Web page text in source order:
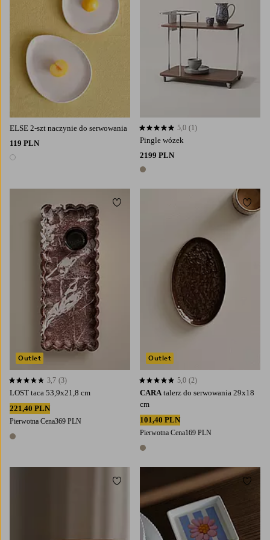
ELSE 2-szt naczynie do serwowania
119 PLN
1 kolor
Pingle wózek
2199 PLN
1 kolor
5,0 opierając się na 1 ocenach
5,0 (1)
LOST taca 53,9x21,8 cm
221,40 PLN
Pierwotna Cena369 PLN
1 kolor
3,7 opierając się na 3 ocenach
3,7 (3)
Outlet
Dodaj do ulubionych
CARA talerz do serwowania 29x18
cm
101,40 PLN
Pierwotna Cena169 PLN
1 kolor
5,0 opierając się na 2 ocenach
5,0 (2)
Outlet
Dodaj do ulubionych